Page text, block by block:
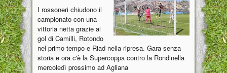
I rossoneri chiudono il
campionato con una
vittoria netta grazie ai
gol di Camilli, Rotondo
nel primo tempo e Riad nella ripresa. Gara senza
storia e ora c'è la Supercoppa contro la Rondinella
mercoledì prossimo ad Agliana